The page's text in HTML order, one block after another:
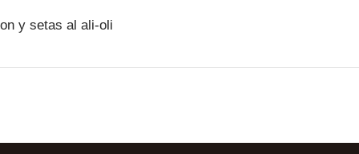
y setas al ali-oli